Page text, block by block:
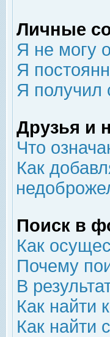
Личные
Я не могу
Я
Я получил
Друзья и
Что
Как
Поиск в
Как
Почему
В
Как найти
Как найти